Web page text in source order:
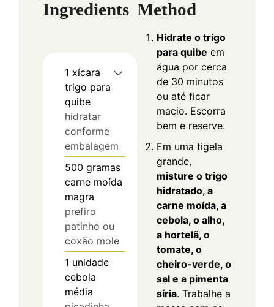
Ingredients
1 xícara
trigo para
quibe
hidratar
conforme
embalagem
500 gramas
carne moída
magra
prefiro
patinho ou
coxão mole
1 unidade
cebola
média
Method
Hidrate o trigo
para quibe em
água por cerca
de 30 minutos
ou até ficar
macio. Escorra
bem e reserve.
Em uma tigela
grande,
misture o trigo
hidratado, a
carne moída, a
cebola, o alho,
a hortelã, o
tomate, o
cheiro-verde, o
sal e a pimenta
síria. Trabalhe a